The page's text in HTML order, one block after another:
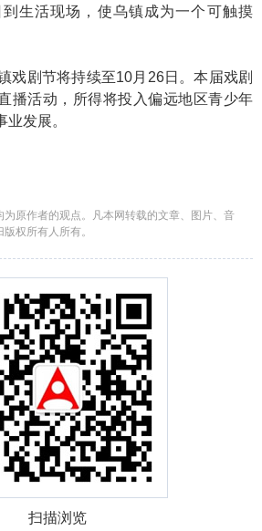
生活现场，使乌镇成为一个可触摸
剧节将持续至10月26日。本届戏剧
播活动，所得将投入偏远地区青少年
发展。
原作者的观点。凡本网转载的文章、图片、音
权所有人所有。
扫描浏览